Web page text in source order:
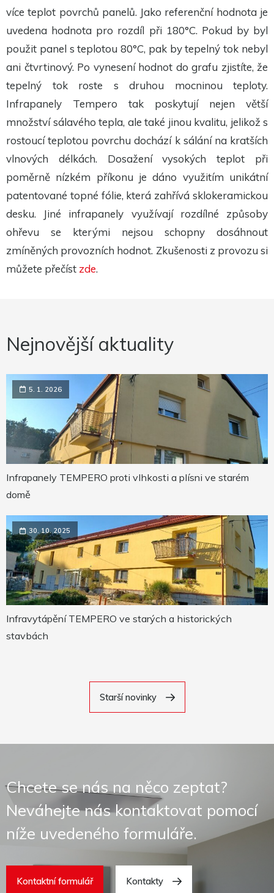
více teplot povrchů panelů. Jako referenční hodnota je
uvedena hodnota pro rozdíl při 180°C. Pokud by byl
použit panel s teplotou 80°C, pak by tepelný tok nebyl
ani čtvrtinový. Po vynesení hodnot do grafu zjistíte, že
tepelný tok roste s druhou mocninou teploty.
Infrapanely Tempero tak poskytují nejen větší
množství sálavého tepla, ale také jinou kvalitu, jelikož s
rostoucí teplotou povrchu dochází k sálání na kratších
vlnových délkách. Dosažení vysokých teplot při
poměrně nízkém příkonu je dáno využitím unikátní
patentované topné fólie, která zahřívá sklokeramickou
desku. Jiné infrapanely využívají rozdílné způsoby
ohřevu se kterými nejsou schopny dosáhnout
zmíněných provozních hodnot. Zkušenosti z provozu si
můžete přečíst zde.
Nejnovější aktuality
5. 1. 2026
Infrapanely TEMPERO proti vlhkosti a plísni ve starém
domě
30. 10. 2025
Infravytápění TEMPERO ve starých a historických
stavbách
Starší novinky
Chcete se nás na něco zeptat?
Neváhejte nás kontaktovat pomocí
níže uvedeného formuláře.
Kontaktní formulář Kontakty